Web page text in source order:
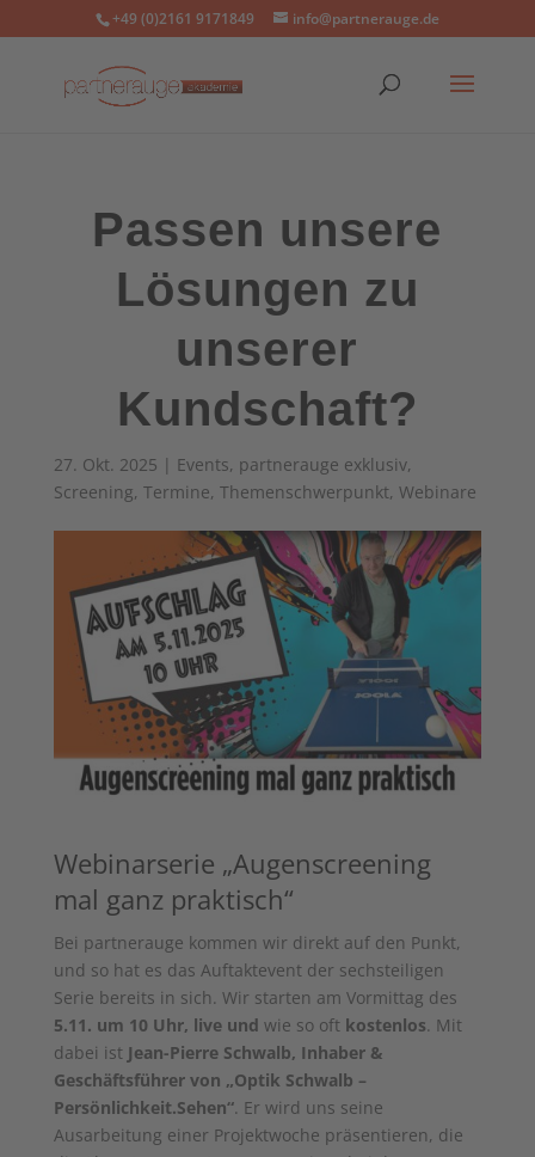
+49 (0)2161 9171849 info@partnerauge.de
Passen unsere
Lösungen zu
unserer
Kundschaft?
27. Okt. 2025 | Events, partnerauge exklusiv,
Screening, Termine, Themenschwerpunkt, Webinare
Webinarserie „Augenscreening
mal ganz praktisch“
Bei partnerauge kommen wir direkt auf den Punkt,
und so hat es das Auftaktevent der sechsteiligen
Serie bereits in sich. Wir starten am Vormittag des
5.11. um 10 Uhr, live und wie so oft kostenlos. Mit
dabei ist Jean-Pierre Schwalb, Inhaber &
Geschäftsführer von „Optik Schwalb –
Persönlichkeit.Sehen“. Er wird uns seine
Ausarbeitung einer Projektwoche präsentieren, die